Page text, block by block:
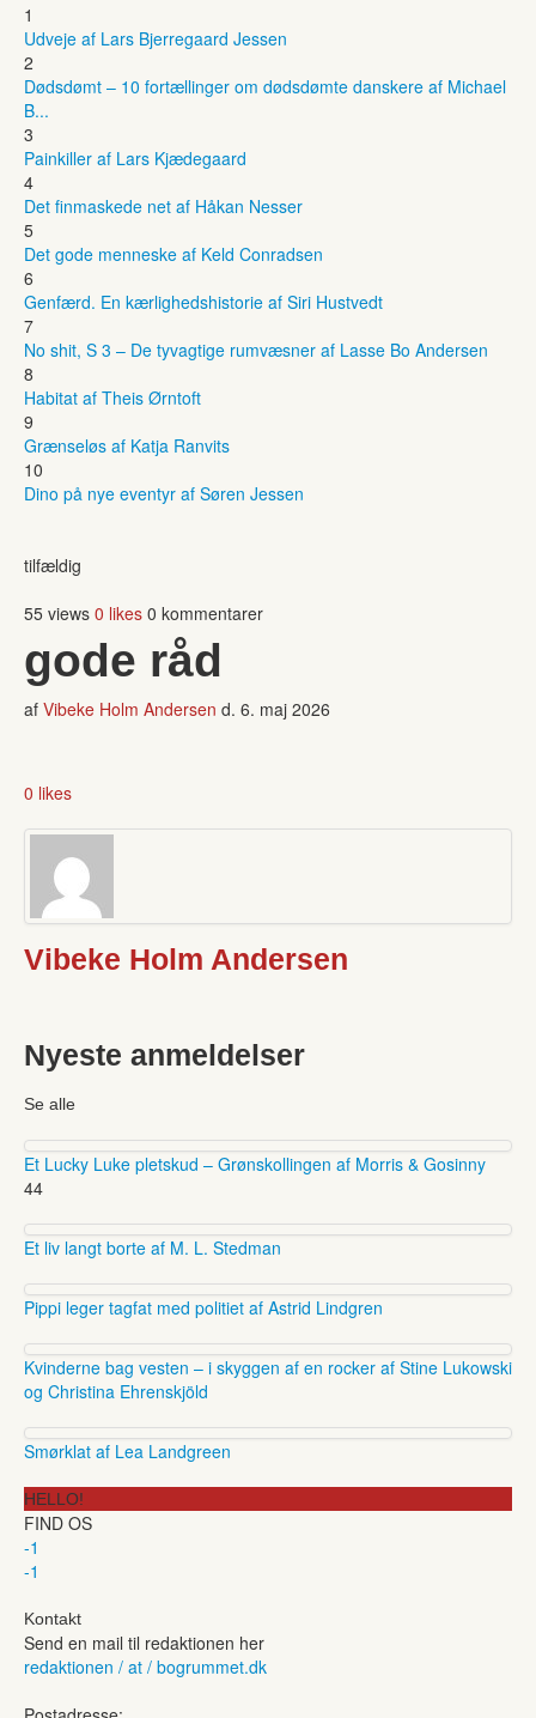
1
Udveje af Lars Bjerregaard Jessen
2
Dødsdømt – 10 fortællinger om dødsdømte danskere af Michael
B...
3
Painkiller af Lars Kjædegaard
4
Det finmaskede net af Håkan Nesser
5
Det gode menneske af Keld Conradsen
6
Genfærd. En kærlighedshistorie af Siri Hustvedt
7
No shit, S 3 – De tyvagtige rumvæsner af Lasse Bo Andersen
8
Habitat af Theis Ørntoft
9
Grænseløs af Katja Ranvits
10
Dino på nye eventyr af Søren Jessen
tilfældig
55 views 0 likes 0 kommentarer
gode råd
af Vibeke Holm Andersen d. 6. maj 2026
0 likes
Vibeke Holm Andersen
Nyeste anmeldelser
Se alle
Et Lucky Luke pletskud – Grønskollingen af Morris & Gosinny
44
Et liv langt borte af M. L. Stedman
Pippi leger tagfat med politiet af Astrid Lindgren
Kvinderne bag vesten – i skyggen af en rocker af Stine Lukowski
og Christina Ehrenskjöld
Smørklat af Lea Landgreen
HELLO!
FIND OS
-1
-1
Kontakt
Send en mail til redaktionen her
redaktionen / at / bogrummet.dk